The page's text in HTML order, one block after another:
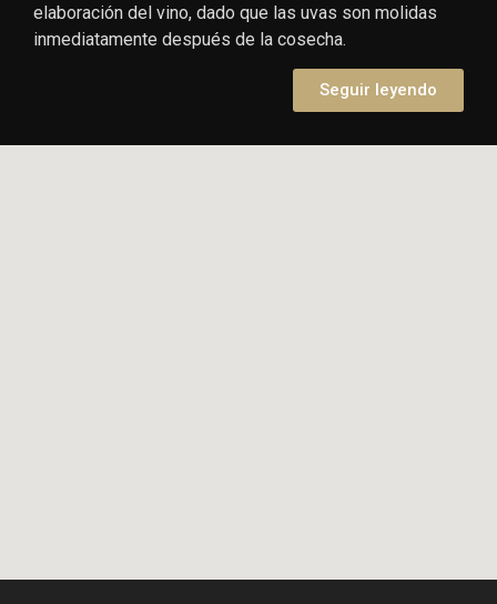
elaboración del vino, dado que las uvas son molidas
inmediatamente después de la cosecha.
Seguir leyendo